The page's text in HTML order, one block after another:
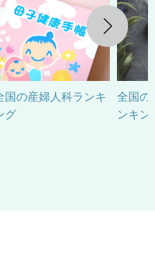
国の産婦人科ランキ
グ
全国の
ンキン